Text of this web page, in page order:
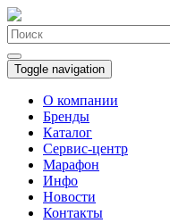
Toggle navigation
О компании
Бренды
Каталог
Сервис-центр
Марафон
Инфо
Новости
Контакты